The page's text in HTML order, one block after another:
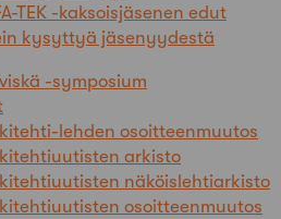
TEK -kaksoisjäsenen edut
kysyttyä jäsenyydestä
-symposium
lehden osoitteenmuutos
arkisto
näköislehtiarkisto
osoitteenmuutos